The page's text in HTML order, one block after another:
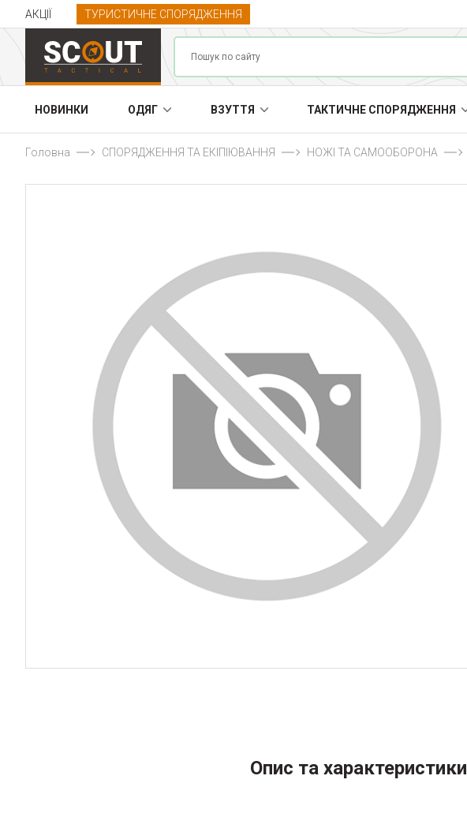
АКЦІЇ ТУРИСТИЧНЕ СПОРЯДЖЕННЯ
НОВИНКИ ОДЯГ ВЗУТТЯ ТАКТИЧНЕ СПОРЯДЖЕННЯ
Головна СПОРЯДЖЕННЯ ТА ЕКІПІЮВАННЯ НОЖІ ТА САМООБОРОНА
Опис та характеристики